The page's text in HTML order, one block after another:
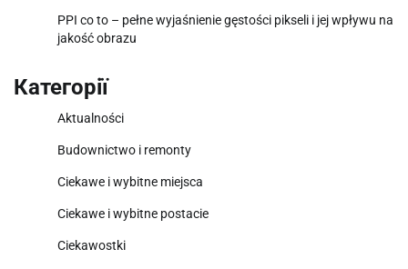
PPI co to – pełne wyjaśnienie gęstości pikseli i jej wpływu na
jakość obrazu
Категорії
Aktualności
Budownictwo i remonty
Ciekawe i wybitne miejsca
Ciekawe i wybitne postacie
Ciekawostki